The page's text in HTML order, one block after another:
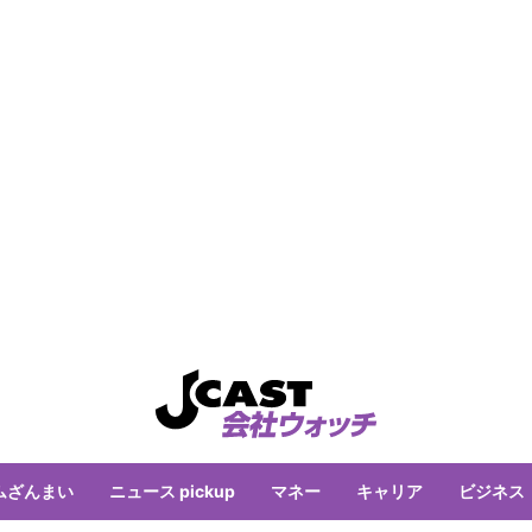
ざんまい ニュース pickup マネー キャリア ビジネス